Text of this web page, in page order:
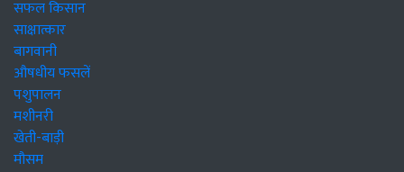
सफल किसान
साक्षात्कार
बागवानी
औषधीय फसलें
पशुपालन
मशीनरी
खेती-बाड़ी
मौसम